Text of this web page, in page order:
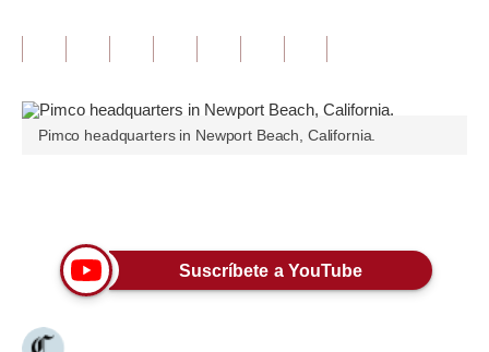
Pregunta de hoy
Tendencias
Moda
Estilos
Mundo
Pimco headquarters in Newport Beach, California.
Suscríbete a YouTube